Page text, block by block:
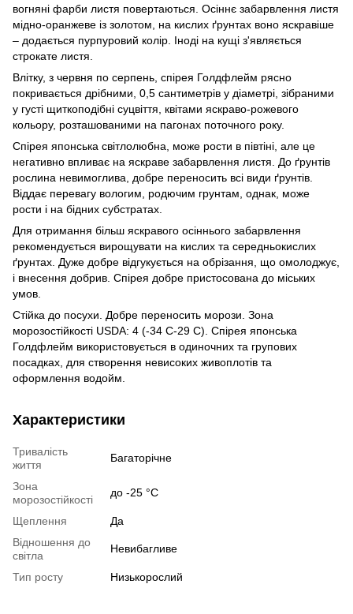
вогняні фарби листя повертаються. Осіннє забарвлення листя
мідно-оранжеве із золотом, на кислих ґрунтах воно яскравіше
– додається пурпуровий колір. Іноді на кущі з'являється
строкате листя.
Влітку, з червня по серпень, спірея Голдфлейм рясно
покривається дрібними, 0,5 сантиметрів у діаметрі, зібраними
у густі щиткоподібні суцвіття, квітами яскраво-рожевого
кольору, розташованими на пагонах поточного року.
Спірея японська світлолюбна, може рости в півтіні, але це
негативно впливає на яскраве забарвлення листя. До ґрунтів
рослина невимоглива, добре переносить всі види ґрунтів.
Віддає перевагу вологим, родючим грунтам, однак, може
рости і на бідних субстратах.
Для отримання більш яскравого осіннього забарвлення
рекомендується вирощувати на кислих та середньокислих
ґрунтах. Дуже добре відгукується на обрізання, що омолоджує,
і внесення добрив. Спірея добре пристосована до міських
умов.
Стійка до посухи. Добре переносить морози. Зона
морозостійкості USDA: 4 (-34 C-29 C). Спірея японська
Голдфлейм використовується в одиночних та групових
посадках, для створення невисоких живоплотів та
оформлення водойм.
Характеристики
Тривалість
життя
Багаторічне
Зона
морозостійкості
до -25 °C
Щеплення
Да
Відношення до
світла
Невибагливе
Тип росту Низькорослий